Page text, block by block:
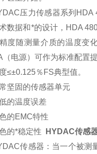
压力传感器系列
数据和*的设计，HDA
度随测量介质的温度变
（电源）可作为标准配置提
≤±0.125％FS典型值。
坚固的传感器单元
的温度误差
的EMC特性
的*稳定性
HYDAC传感
传感器：当一个被测